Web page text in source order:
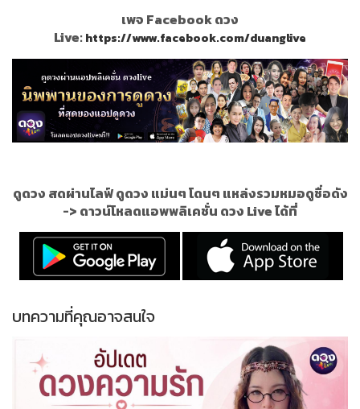
เพจ Facebook ดวง
Live:https://www.facebook.com/duanglive
ดูดวง สดผ่านไลฟ์ ดูดวง แม่นๆ โดนๆ แหล่งรวมหมอดูชื่อดัง
-> ดาวน์โหลดแอพพลิเคชั่น ดวง Live ได้ที่
บทความที่คุณอาจสนใจ